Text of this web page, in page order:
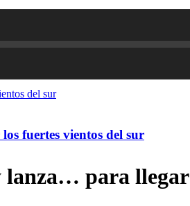
fuertes vientos del sur
lanza… para